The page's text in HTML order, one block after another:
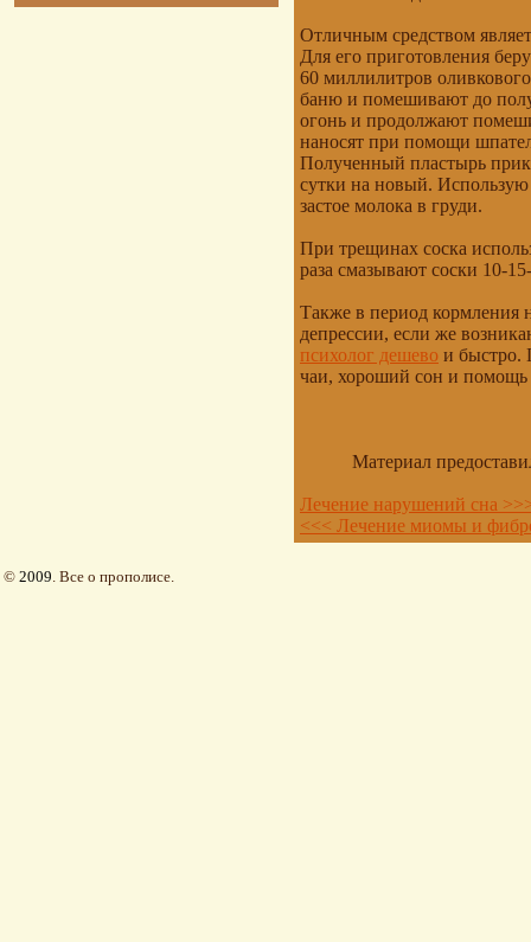
Отличным средством
Для его приготовления
60 миллилитров
баню и помешивают до
огонь и продолжают
наносят при помощи
Полученный пластырь
сутки на новый. Использую
застое молока в груди.
При трещинах соска
раза смазывают соски 10-
Также в период кормления
депрессии, если же
психолог дешево и быстро.
чаи, хороший сон и
Материал
Лечение нарушений сна
<<< Лечение миомы и
© 2009. Все о прополисе.